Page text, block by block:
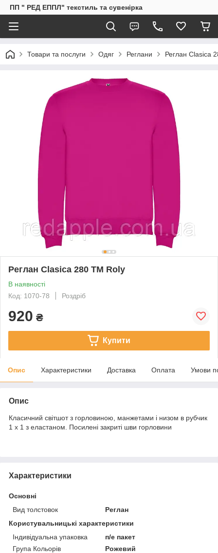
ПП " РЕД ЕППЛ" текстиль та сувенірка
Товари та послуги Одяг Реглани Реглан Clasica
Реглан Clasica 280 ТМ Roly
В наявності
Код: 1070-78
Роздріб
920 ₴
Купити
Опис Характеристики Доставка Оплата Умови
Опис
Класичний світшот з горловиною, манжетами і низом в рубчик
1 x 1 з еластаном. Посилені закриті шви горловини
Характеристики
Основні
Вид толстовок
Реглан
Користувальницькі характеристики
Індивідуальна упаковка
п/е пакет
Група Кольорів
Рожевий